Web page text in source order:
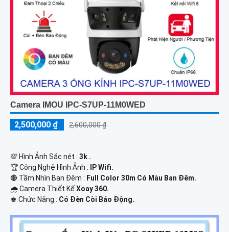
Camera IMOU IPC-S7UP-11M0WED
2,500,000 ₫ 2,600,000 ₫
💯 Hình Ảnh Sắc nét : 3k .
🏆 Công Nghệ Hình Ảnh :
IP Wifi.
🔴 Tầm Nhìn Ban Đêm : Full Color 30m Có Màu Ban Ðêm.
🌧️ Camera Thiết Kế Xoay 360.
️♚ Chức Năng : Có Ðèn Còi Báo Động.